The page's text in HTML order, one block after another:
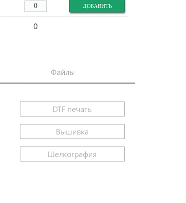
0
Файлы
DTF печать
Вышивка
Шелкография